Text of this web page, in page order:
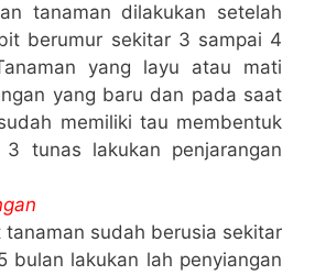
tanaman dilakukan setelah
berumur sekitar 3 sampai 4
yang layu atau mati
yang baru dan pada saat
memiliki tau membentuk
tunas lakukan penjarangan
tanaman sudah berusia sekitar
bulan lakukan lah penyiangan